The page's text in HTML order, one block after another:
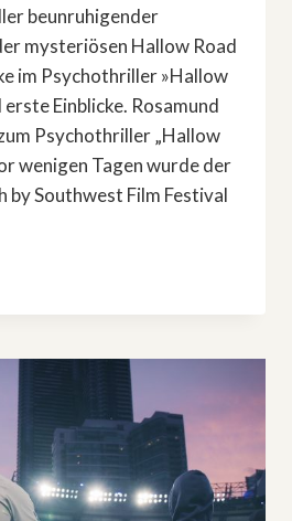
beunruhigender
mysteriösen Hallow Road
im Psychothriller »Hallow
Einblicke. Rosamund
Psychothriller „Hallow
wenigen Tagen wurde der
by Southwest Film Festival